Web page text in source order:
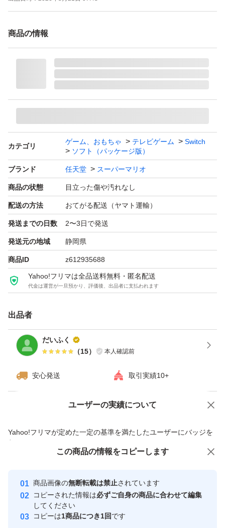
商品の情報
カテゴリ
ゲーム、おもちゃ テレビゲーム
Switch
ソフト（パッケージ版）
ブランド 任天堂 スーパーマリオ
商品の状態 目立った傷や汚れなし
配送の方法 おてがる配送（ヤマト運輸）
発送までの日数 2〜3日で発送
発送元の地域 静岡県
商品ID z612935688
Yahoo!フリマは全品送料無料・匿名配送
代金は運営が一旦預かり、評価後、出品者に支払われます
出品者
だいふく
（15） 本人確認前
安心発送 取引実績10+
ユーザーの実績について
Yahoo!フリマが定めた一定の基準を満たしたユーザーにバッジを
付与しています
安心取引出品者
心・安全なユーザーです
取引実績
価格の相談 商品への質問
この商品の情報をコピーします
商品画像の無断転載は禁止されています
コピーされた情報は必ずご自身の商品に合わせて編集
してください
コピーは1商品につき1回です
この商品をみている人にオススメ